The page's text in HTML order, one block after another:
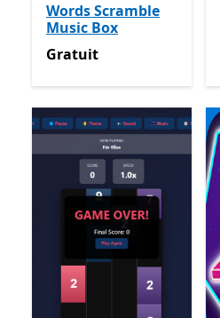
Words Scramble
Music Box
Gratuit
Gratuit